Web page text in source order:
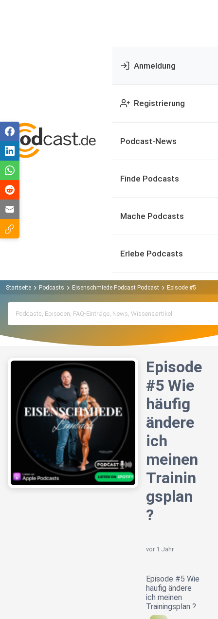
Anmeldung
Registrierung
Podcast-News
Finde Podcasts
Mache Podcasts
Erlebe Podcasts
Startseite Podcasts Eisenschmiede Podcast Podcast Episode #5 Wie
Episode
#5 Wie
häufig
ändere
ich
meinen
Trainin
gsplan
?
vor 1 Jahr
Episode #5 Wie
häufig ändere
ich meinen
Trainingsplan ?